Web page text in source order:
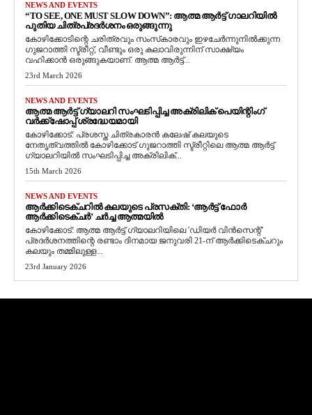
NEWS AND EVENTS
“TO SEE, ONE MUST SLOW DOWN”: ആത്മ ആർട്ട് ഗാലറിയിൽ
പുതിയ ചിത്രപ്രദർശനം ഒരുങ്ങുന്നു
കോഴിക്കോടിന്റെ ചരിത്രവും സംസ്‌കാരവും ഇഴചേർന്നുനിൽക്കുന്ന
ഗുജറാത്തി സ്ട്രീറ്റ്, വീണ്ടും ഒരു കലാവിരുന്നിന് സാക്ഷ്യം
വഹിക്കാൻ ഒരുങ്ങുകയാണ്. ആത്മ ആർട്ട്...
23rd March 2026
NEWS AND EVENTS
ആത്മ ആർട്ട് ഗ്യാലറി സംഘടിപ്പിച്ച അക്രിലിക് പെയിന്റിംഗ്
വർക്ക്‌ഷോപ്പ് ശ്രദ്ധേയമായി
കോഴിക്കോട്: പ്രശസ്ത ചിത്രകാരൻ കലേഷ് കലയുടെ
നേതൃത്വത്തിൽ കോഴിക്കോട് ഗുജറാത്തി സ്ട്രീറ്റിലെ ആത്മ ആർട്ട്
ഗ്യാലറിയിൽ സംഘടിപ്പിച്ച അക്രിലിക്...
15th March 2026
NEWS AND EVENTS
ആർക്കിടെക്ചറിൽ കലയുടെ പ്രസക്തി: ‘ആർട്ട് ഫോർ
ആർക്കിടെക്ചർ’ ചർച്ച ആത്മയിൽ
​കോഴിക്കോട്: ആത്മ ആർട്ട് ഗ്യാലറിയിലെ 'ഡിയർ വിൻസെന്റ്'
പ്രദർശനത്തിന്റെ രണ്ടാം ദിനമായ ജനുവരി 21-ന് ആർക്കിടെക്ചറും
കലയും തമ്മിലുള്ള...
23rd January 2026